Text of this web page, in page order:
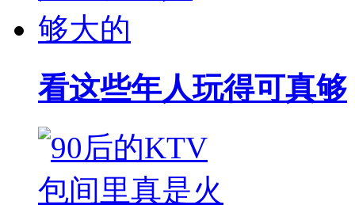
看这些年人玩得可真够